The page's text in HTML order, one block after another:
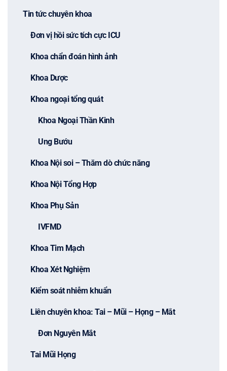
Tin tức chuyên khoa
Đơn vị hồi sức tích cực ICU
Khoa chẩn đoán hình ảnh
Khoa Dược
Khoa ngoại tổng quát
Khoa Ngoại Thần Kinh
Ung Bướu
Khoa Nội soi – Thăm dò chức năng
Khoa Nội Tổng Hợp
Khoa Phụ Sản
IVFMD
Khoa Tim Mạch
Khoa Xét Nghiệm
Kiểm soát nhiễm khuẩn
Liên chuyên khoa: Tai – Mũi – Họng – Mắt
Đơn Nguyên Mắt
Tai Mũi Họng